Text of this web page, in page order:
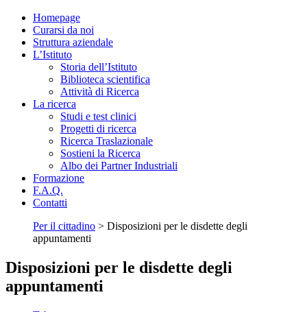
Homepage
Curarsi da noi
Struttura aziendale
L’Istituto
Storia dell’Istituto
Biblioteca scientifica
Attività di Ricerca
La ricerca
Studi e test clinici
Progetti di ricerca
Ricerca Traslazionale
Sostieni la Ricerca
Albo dei Partner Industriali
Formazione
F.A.Q.
Contatti
Per il cittadino > Disposizioni per le disdette degli
appuntamenti
Disposizioni per le disdette degli
appuntamenti